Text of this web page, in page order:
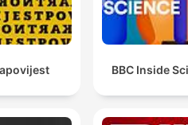
BBC Inside